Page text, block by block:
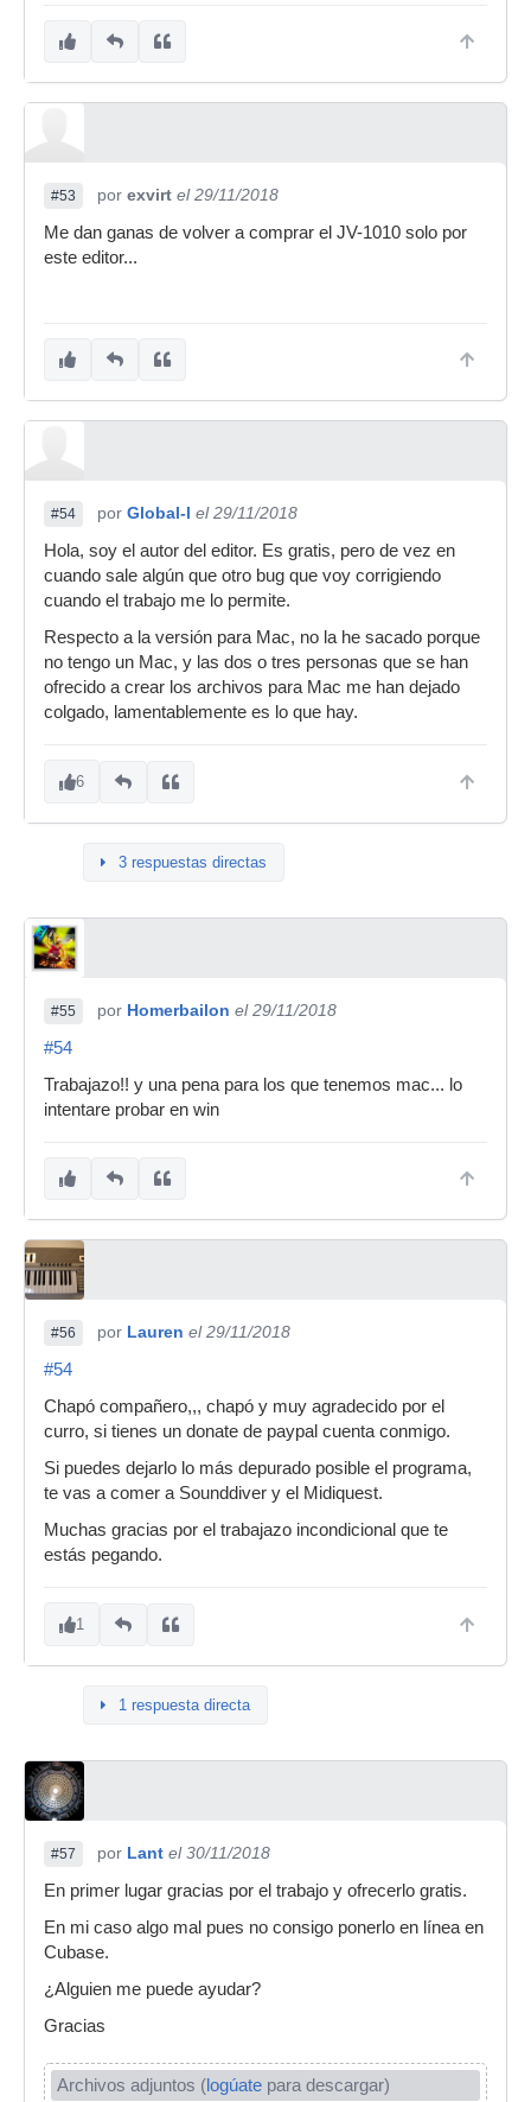
#53 por exvirt el 29/11/2018
Me dan ganas de volver a comprar el JV-1010 solo por
este editor...
#54 por Global-l el 29/11/2018
Hola, soy el autor del editor. Es gratis, pero de vez en
cuando sale algún que otro bug que voy corrigiendo
cuando el trabajo me lo permite.
Respecto a la versión para Mac, no la he sacado porque
no tengo un Mac, y las dos o tres personas que se han
ofrecido a crear los archivos para Mac me han dejado
colgado, lamentablemente es lo que hay.
6
3 respuestas directas
#55 por Homerbailon el 29/11/2018
#54
Trabajazo!! y una pena para los que tenemos mac... lo
intentare probar en win
#56 por Lauren el 29/11/2018
#54
Chapó compañero,,, chapó y muy agradecido por el
curro, si tienes un donate de paypal cuenta conmigo.
Si puedes dejarlo lo más depurado posible el programa,
te vas a comer a Sounddiver y el Midiquest.
Muchas gracias por el trabajazo incondicional que te
estás pegando.
1
1 respuesta directa
#57 por Lant el 30/11/2018
En primer lugar gracias por el trabajo y ofrecerlo gratis.
En mi caso algo mal pues no consigo ponerlo en línea en
Cubase.
¿Alguien me puede ayudar?
Gracias
Archivos adjuntos (logúate para descargar)